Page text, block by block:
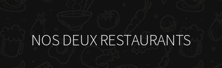
NOS DEUX RESTAURANTS